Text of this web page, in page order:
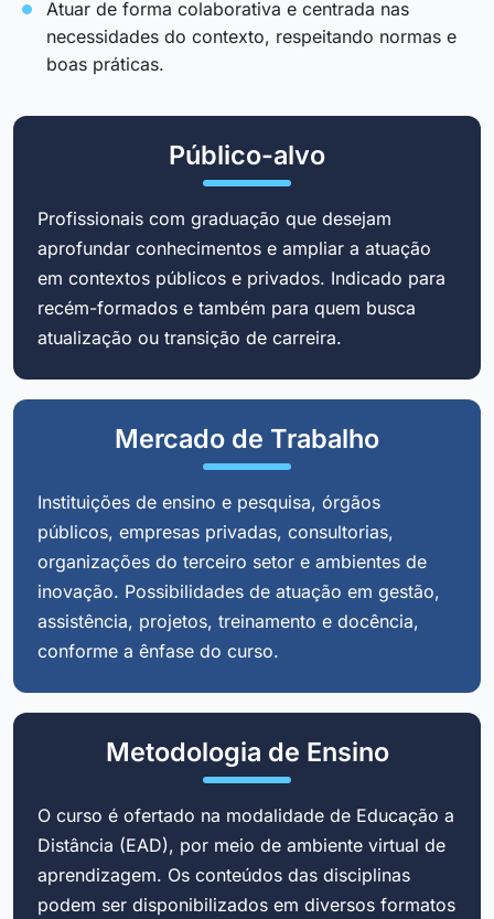
Atuar de forma colaborativa e centrada nas
necessidades do contexto, respeitando normas e
boas práticas.
Público-alvo
Profissionais com graduação que desejam
aprofundar conhecimentos e ampliar a atuação
em contextos públicos e privados. Indicado para
recém-formados e também para quem busca
atualização ou transição de carreira.
Mercado de Trabalho
Instituições de ensino e pesquisa, órgãos
públicos, empresas privadas, consultorias,
organizações do terceiro setor e ambientes de
inovação. Possibilidades de atuação em gestão,
assistência, projetos, treinamento e docência,
conforme a ênfase do curso.
Metodologia de Ensino
O curso é ofertado na modalidade de Educação a
Distância (EAD), por meio de ambiente virtual de
aprendizagem. Os conteúdos das disciplinas
podem ser disponibilizados em diversos formatos